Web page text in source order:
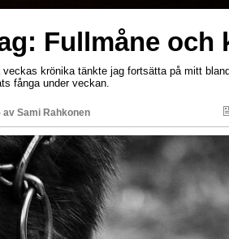
Fullmåne och
krönika tänkte jag fortsätta på mitt
fånga under veckan.
av Sami Rahkonen